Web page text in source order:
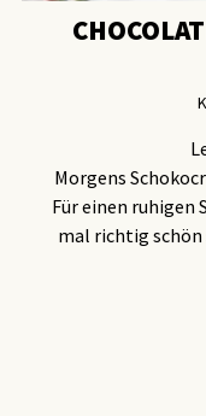
Morgens
Für einen ruhigen
mal richtig